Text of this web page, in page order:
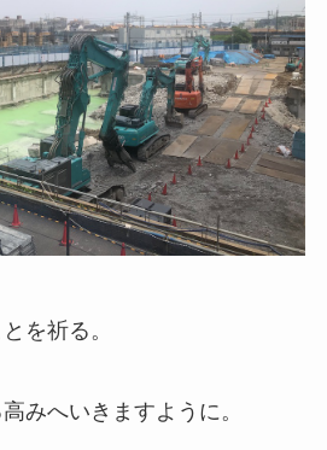
を祈る。
みへいきますように。